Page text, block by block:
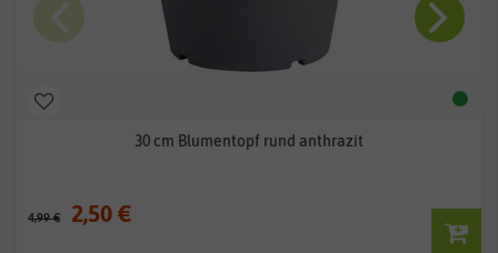
30 cm Blumentopf rund anthrazit
4,99 € 2,50 €